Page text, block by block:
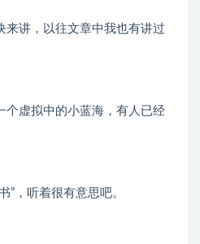
来讲，以往文章中我也有讲过
个虚拟中的小蓝海，有人已经
”，听着很有意思吧。